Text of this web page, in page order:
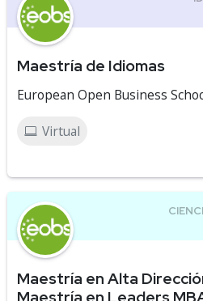
Maestría de Idiomas
European Open Business
Virtual
Maestría en Alta